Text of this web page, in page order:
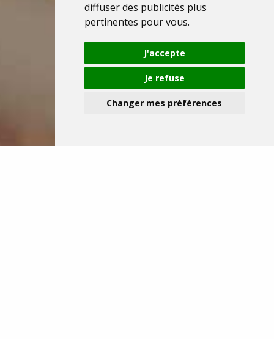
diffuser des publicités plus
pertinentes pour vous.
J'accepte
Je refuse
Changer mes préférences